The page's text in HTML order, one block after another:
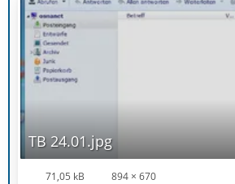
TB 24.01.jpg
71,05 kB 894 × 670